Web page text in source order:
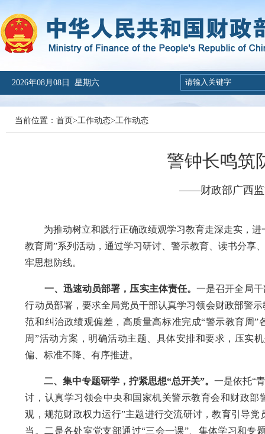
2026年08月08日 星期六
当前位置： 首页>工作动态>工作动态
警钟长鸣筑
——财政部广西监
为推动树立和践行正确政绩观学习教育走深走实，进
教育周”系列活动，通过学习研讨、警示教育、读书分享
牢思想防线。
一、迅速动员部署，压实主体责任。一是召开全局
行动员部署，要求全局党员干部认真学习领会财政部警
范和纠治政绩观偏差，高质量高标准完成“警示教育周
周”活动方案，明确活动主题、具体安排和要求，压实
偏、标准不降、有序推进。
二、集中专题研学，拧紧思想“总开关”。一是依托“
讨，认真学习领会中央和国家机关警示教育会和财政
观，规范财政权力运行”主题进行交流研讨，教育引导
当。二是各处室党支部通过“三会一课”、集体学习和